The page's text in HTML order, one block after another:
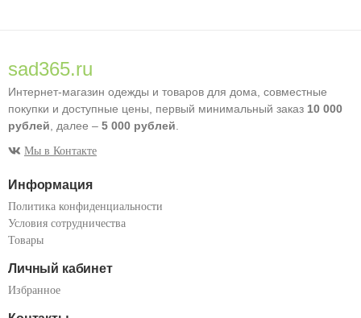
sad365.ru
Интернет-магазин одежды и товаров для дома, совместные
покупки и доступные цены, первый минимальный заказ 10 000
рублей, далее – 5 000 рублей.
Мы в Контакте
Информация
Политика конфиденциальности
Условия сотрудничества
Товары
Личный кабинет
Избранное